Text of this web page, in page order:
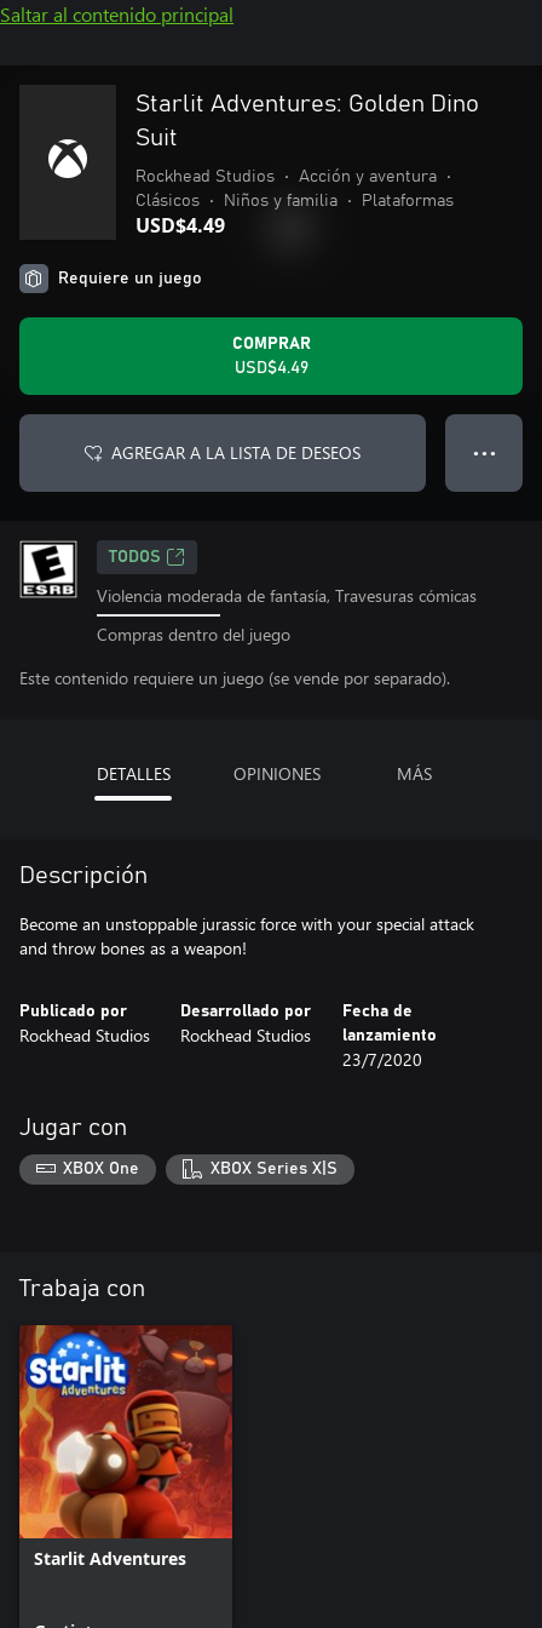
Saltar al contenido principal
Starlit Adventures: Golden Dino
Suit
Rockhead Studios • Acción y aventura
•
Clásicos
• Niños y familia • Plataformas
USD$4.49
Requiere un juego
COMPRAR
USD$4.49
AGREGAR A LA LISTA DE DESEOS ● ● ●
TODOS
Violencia moderada de fantasía, Travesuras cómicas
Compras dentro del juego
Este contenido requiere un juego (se vende por separado).
DETALLES OPINIONES MÁS
Descripción
Become an unstoppable jurassic force with your special attack
and throw bones as a weapon!
Publicado por
Rockhead Studios
Desarrollado por
Rockhead Studios
Fecha de
lanzamiento
23/7/2020
Jugar con
XBOX One XBOX Series X|S
Trabaja con
Starlit Adventures